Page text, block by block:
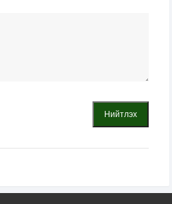
Нийтлэх